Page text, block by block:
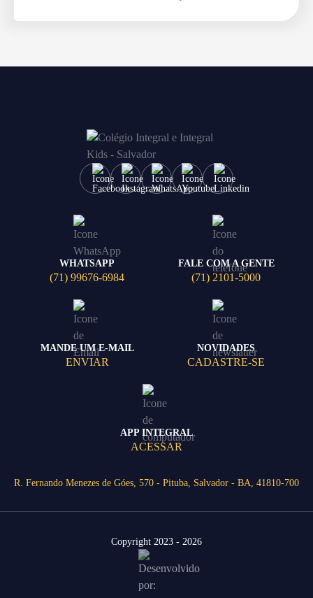
WHATSAPP
(71) 99676-6984
FALE COM A GENTE
(71) 2101-5000
MANDE UM E-MAIL
ENVIAR
NOVIDADES
CADASTRE-SE
APP INTEGRAL
ACESSAR
R. Fernando Menezes de Góes, 570 - Pituba, Salvador - BA, 41810-700
Copyright 2023 - 2026